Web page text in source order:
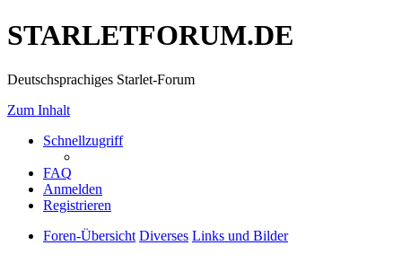
STARLETFORUM.DE
Deutschsprachiges Starlet-Forum
Zum Inhalt
Schnellzugriff
FAQ
Anmelden
Registrieren
Foren-Übersicht Diverses Links und Bilder